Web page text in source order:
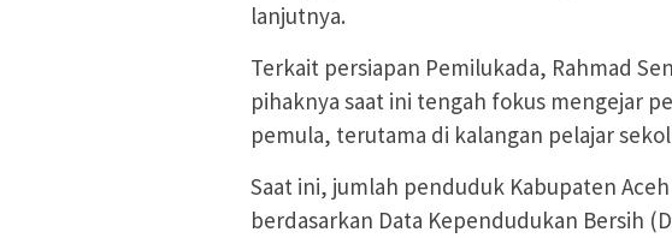
lanjutnya.
Terkait persiapan Pemilukada, Rahmad
pihaknya saat ini tengah fokus mengejar
pemula, terutama di kalangan pelajar
Saat ini, jumlah penduduk Kabupaten Aceh
berdasarkan Data Kependudukan Bersih